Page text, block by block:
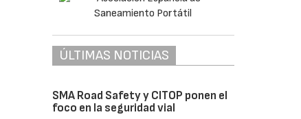
ÚLTIMAS NOTICIAS
SMA Road Safety y CITOP ponen el
foco en la seguridad vial